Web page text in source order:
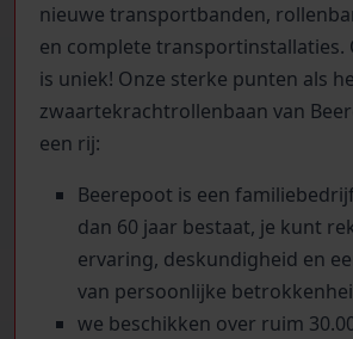
nieuwe transportbanden,
en complete transportinstallaties.
is uniek! Onze sterke punten als
zwaartekrachtrollenbaan van
een rij:
Beerepoot is een
dan 60 jaar bestaat, je kunt
ervaring, deskundigheid en
van persoonlijke
we beschikken over ruim